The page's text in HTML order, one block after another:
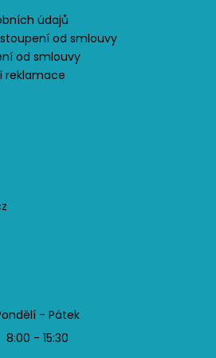
údajů
od smlouvy
od smlouvy
reklamace
- Pátek
8:00 - 15:30